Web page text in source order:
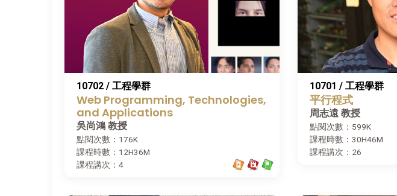
10702 / 工程學群
Web Programming, Technologies,
and Applications
吳尚鴻 教授
點閱次數：176K
課程時數：12H36M
課程講次：4
10701 / 工程學群
平行程式
周志遠 教授
點閱次數：599K
課程時數：30H46M
課程講次：26